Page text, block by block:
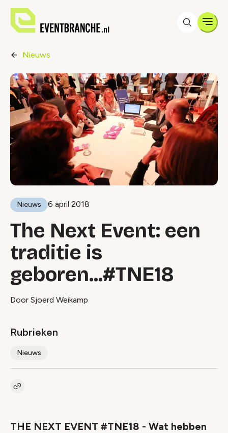
Nieuws
Nieuws 6 april 2018
The Next Event: een
traditie is
geboren...#TNE18
Door Sjoerd Weikamp
Rubrieken
Nieuws
Kopieer link naar artikel
THE NEXT EVENT #TNE18 - Wat hebben